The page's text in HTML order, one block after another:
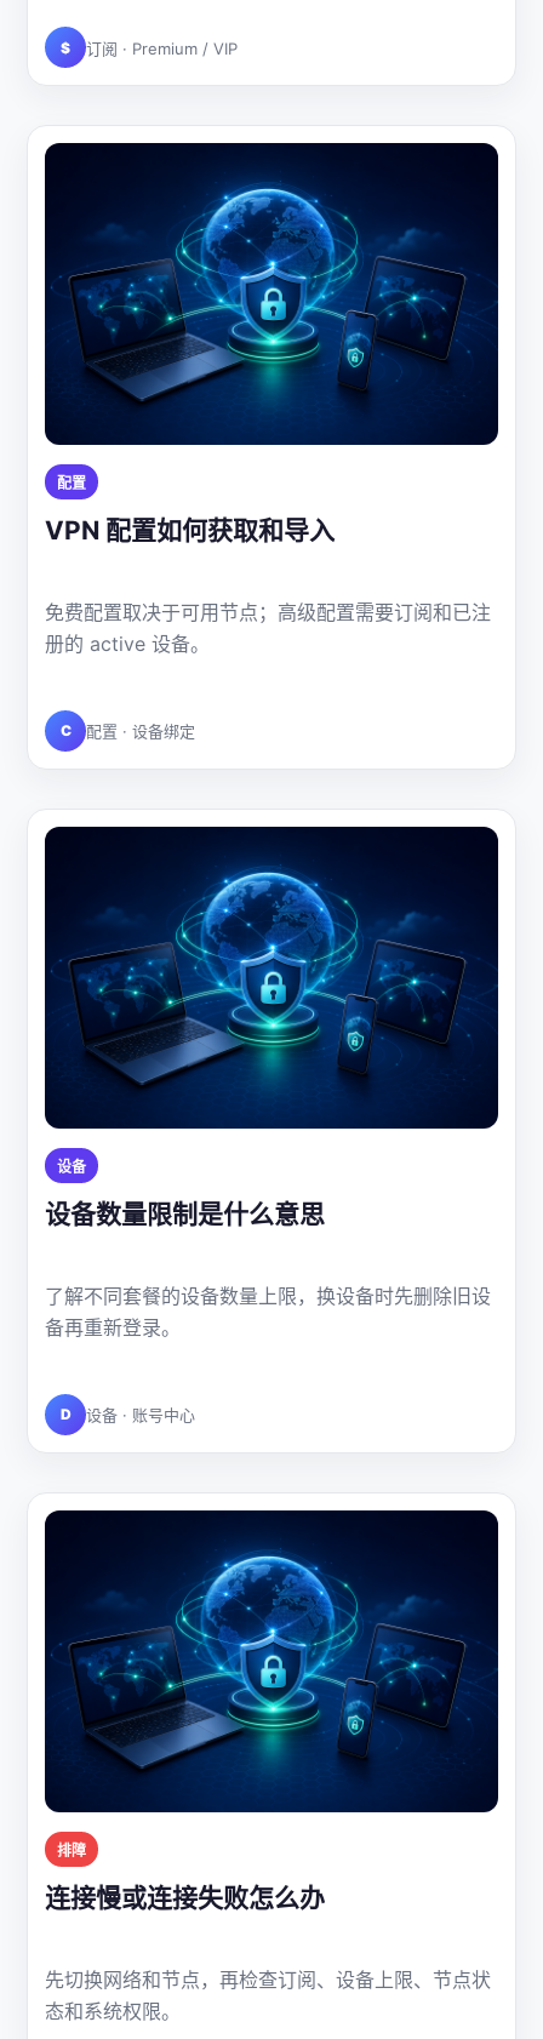
$ 订阅 · Premium / VIP
配置
VPN 配置如何获取和导入
免费配置取决于可用节点；高级配置需要订阅和已注
册的 active 设备。
C 配置 · 设备绑定
设备
设备数量限制是什么意思
了解不同套餐的设备数量上限，换设备时先删除旧设
备再重新登录。
D 设备 · 账号中心
排障
连接慢或连接失败怎么办
先切换网络和节点，再检查订阅、设备上限、节点状
态和系统权限。